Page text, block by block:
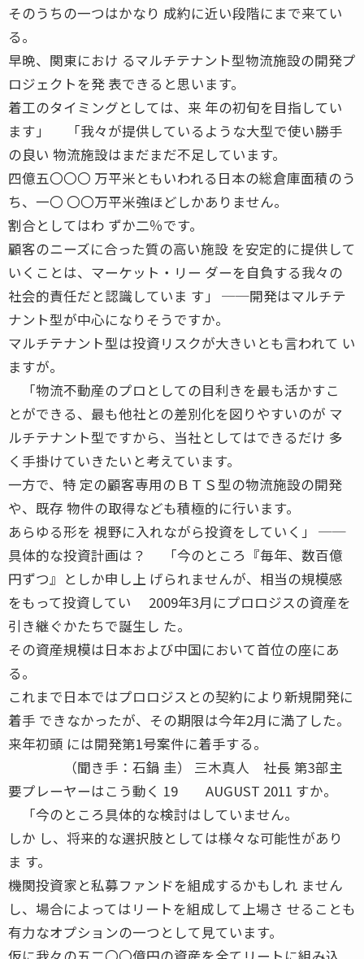
そのうちの一つはかなり 成約に近い段階にまで来てい
る。
早晩、関東におけ るマルチテナント型物流施設の開発プ
ロジェクトを発 表できると思います。
着工のタイミングとしては、来 年の初旬を目指してい
ます」 「我々が提供しているような大型で使い勝手
の良い 物流施設はまだまだ不足しています。
四億五〇〇〇 万平米ともいわれる日本の総倉庫面積のう
ち、一〇 〇〇万平米強ほどしかありません。
割合としてはわ ずか二％です。
顧客のニーズに合った質の高い施設 を安定的に提供して
いくことは、マーケット・リー ダーを自負する我々の
社会的責任だと認識していま す」 ──開発はマルチテ
ナント型が中心になりそうですか。
マルチテナント型は投資リスクが大きいとも言われて い
ますが。
「物流不動産のプロとしての目利きを最も活かすこ
とができる、最も他社との差別化を図りやすいのが マ
ルチテナント型ですから、当社としてはできるだけ 多
く手掛けていきたいと考えています。
一方で、特 定の顧客専用のＢＴＳ型の物流施設の開発
や、既存 物件の取得なども積極的に行います。
あらゆる形を 視野に入れながら投資をしていく」 ──
具体的な投資計画は？ 「今のところ『毎年、数百億
円ずつ』としか申し上 げられませんが、相当の規模感
をもって投資してい 2009年3月にプロロジスの資産を
引き継ぐかたちで誕生し た。
その資産規模は日本および中国において首位の座にあ
る。
これまで日本ではプロロジスとの契約により新規開発に
着手 できなかったが、その期限は今年2月に満了した。
来年初頭 には開発第1号案件に着手する。
（聞き手：石鍋 圭） 三木真人 社長 第3部主
要プレーヤーはこう動く 19 AUGUST 2011 すか。
「今のところ具体的な検討はしていません。
しか し、将来的な選択肢としては様々な可能性があり
ま す。
機関投資家と私募ファンドを組成するかもしれ ません
し、場合によってはリートを組成して上場さ せることも
有力なオプションの一つとして見ています。